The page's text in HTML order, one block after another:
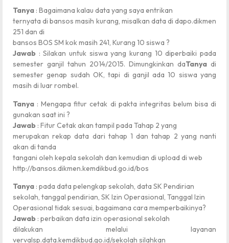
Tanya : Bagaimana kalau data yang saya entrikan
ternyata di bansos masih kurang, misalkan data di dapo.dikmen
251 dan di
bansos BOS SM kok masih 241, Kurang 10 siswa ?
Jawab : Silakan untuk siswa yang kurang 10 diperbaiki pada
semester ganjil tahun 2014/2015. Dimungkinkan daTanya di
semester genap sudah OK, tapi di ganjil ada 10 siswa yang
masih di luar rombel.
Tanya : Mengapa fitur cetak di pakta integritas belum bisa di
gunakan saat ini ?
Jawab : Fitur Cetak akan tampil pada Tahap 2 yang
merupakan rekap data dari tahap 1 dan tahap 2 yang nanti
akan di tanda
tangani oleh kepala sekolah dan kemudian di upload di web
http://bansos.dikmen.kemdikbud.go.id/bos
Tanya : pada data pelengkap sekolah, data SK Pendirian
sekolah, tanggal pendirian, SK Izin Operasional, Tanggal Izin
Operasional tidak sesuai, bagaimana cara memperbaikinya?
Jawab : perbaikan data izin operasional sekolah
dilakukan melalui layanan
vervalsp.data.kemdikbud.go.id/sekolah silahkan